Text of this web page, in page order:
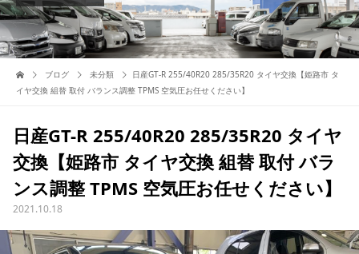
ブログ 未分類
日産GT-R 255/40R20 285/35R20 タイヤ交換【姫路市 タ
イヤ交換 組替 取付 バランス調整 TPMS 空気圧お任せください】
日産GT-R 255/40R20 285/35R20 タイヤ
交換【姫路市 タイヤ交換 組替 取付 バラ
ンス調整 TPMS 空気圧お任せください】
2021.10.18